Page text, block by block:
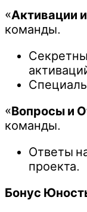
«Активации
команды.
«Вопросы и
команды.
Ответы
проекта.
Бонус